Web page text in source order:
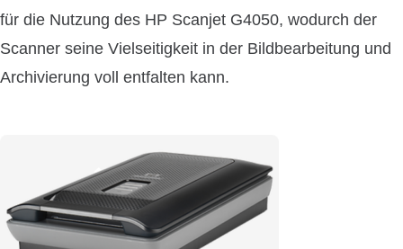
für die Nutzung des HP Scanjet G4050, wodurch der
Scanner seine Vielseitigkeit in der Bildbearbeitung und
Archivierung voll entfalten kann.